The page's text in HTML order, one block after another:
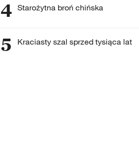
4 Starożytna broń chińska
5 Kraciasty szal sprzed tysiąca lat